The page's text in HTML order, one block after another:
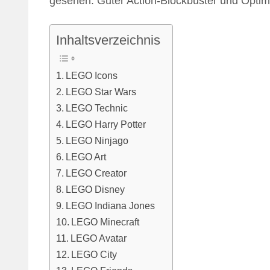
Inhaltsverzeichnis
LEGO Icons
LEGO Star Wars
LEGO Technic
LEGO Harry Potter
LEGO Ninjago
LEGO Art
LEGO Creator
LEGO Disney
LEGO Indiana Jones
LEGO Minecraft
LEGO Avatar
LEGO City